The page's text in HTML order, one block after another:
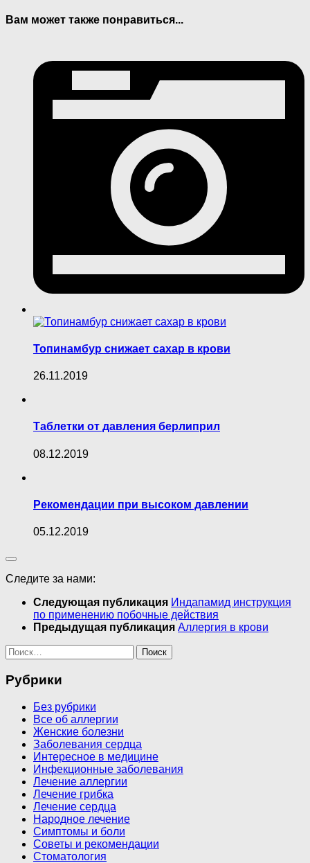
Вам может также понравиться...
Топинамбур снижает сахар в крови
26.11.2019
Таблетки от давления берлиприл
08.12.2019
Рекомендации при высоком давлении
05.12.2019
Следите за нами:
Следующая публикация Индапамид инструкция
по применению побочные действия
Предыдущая публикация Аллергия в крови
Найти:
Рубрики
Без рубрики
Все об аллергии
Женские болезни
Заболевания сердца
Интересное в медицине
Инфекционные заболевания
Лечение аллергии
Лечение грибка
Лечение сердца
Народное лечение
Симптомы и боли
Советы и рекомендации
Стоматология